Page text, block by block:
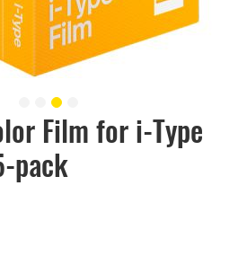
Film for i-Type
pack